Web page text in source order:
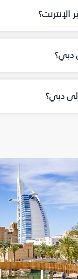
دبي؟
دبي؟